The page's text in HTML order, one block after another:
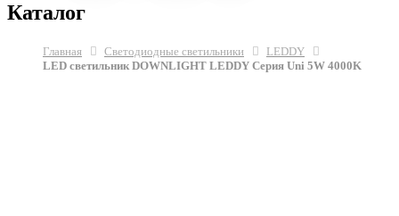
Каталог
Главная Светодиодные светильники
LEDDY
LED светильник DOWNLIGHT LEDDY Серия Uni 5W 4000K